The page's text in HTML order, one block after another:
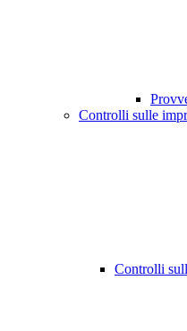
Controlli sulle
Controlli